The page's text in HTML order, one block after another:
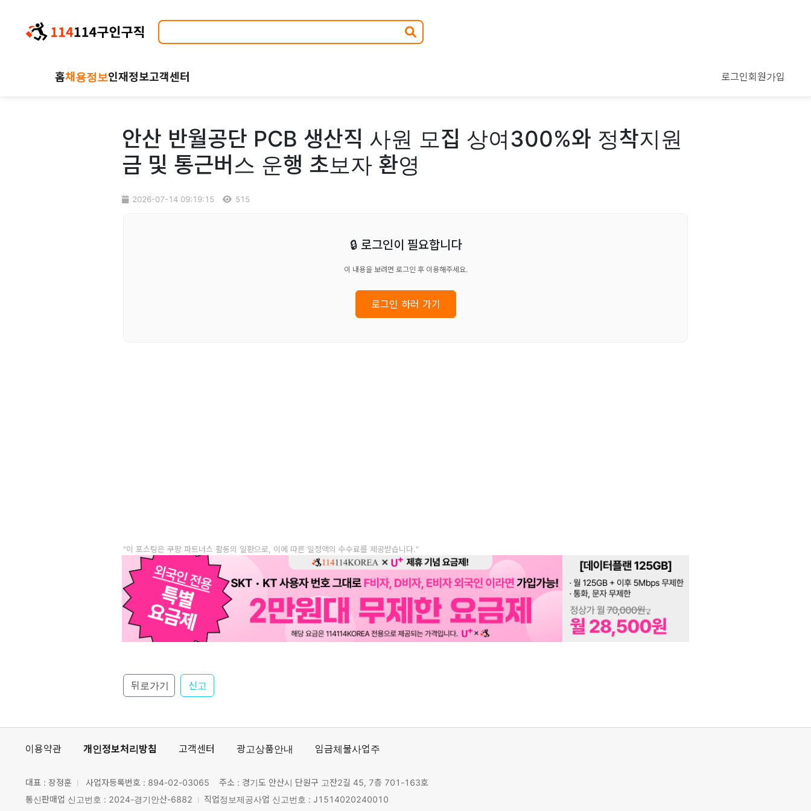
홈채용정보인재정보고객센터 로그인회원가입
안산 반월공단 PCB 생산직 사원 모집 상여300%와 정착지원
금 및 통근버스 운행 초보자 환영
2026-07-14 09:19:15 515
🔒 로그인이 필요합니다
이 내용을 보려면 로그인 후 이용해주세요.
로그인 하러 가기
"이 포스팅은 쿠팡 파트너스 활동의 일환으로, 이에 따른 일정액의 수수료를 제공받습니다."
뒤로가기 신고
이용약관 개인정보처리방침 고객센터 광고상품안내 임금체불사업주
대표 : 장정훈 사업자등록번호 : 894-02-03065
주소 : 경기도 안산시 단원구 고잔2길 45, 7층 701-163호
통신판매업 신고번호 : 2024-경기안산-6882
직업정보제공사업 신고번호 : J1514020240010